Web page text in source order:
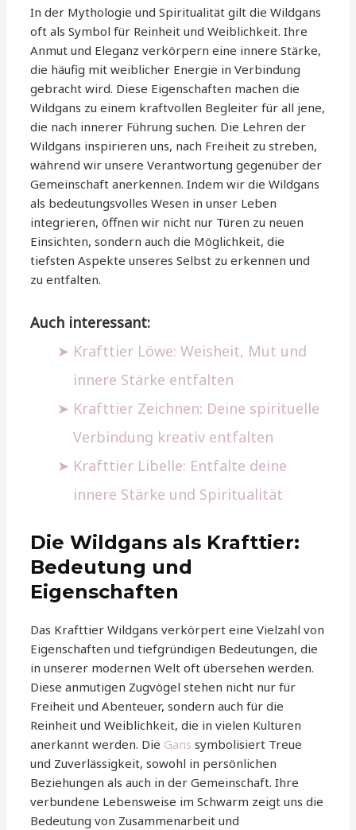
In der Mythologie und Spiritualität gilt die Wildgans
oft als Symbol für Reinheit und Weiblichkeit. Ihre
Anmut und Eleganz verkörpern eine innere Stärke,
die häufig mit weiblicher Energie in Verbindung
gebracht wird. Diese Eigenschaften machen die
Wildgans zu einem kraftvollen Begleiter für all jene,
die nach innerer Führung suchen. Die Lehren der
Wildgans inspirieren uns, nach Freiheit zu streben,
während wir unsere Verantwortung gegenüber der
Gemeinschaft anerkennen. Indem wir die Wildgans
als bedeutungsvolles Wesen in unser Leben
integrieren, öffnen wir nicht nur Türen zu neuen
Einsichten, sondern auch die Möglichkeit, die
tiefsten Aspekte unseres Selbst zu erkennen und
zu entfalten.
Auch interessant:
Krafttier Löwe: Weisheit, Mut und
innere Stärke entfalten
Krafttier Zeichnen: Deine spirituelle
Verbindung kreativ entfalten
Krafttier Libelle: Entfalte deine
innere Stärke und Spiritualität
Die Wildgans als Krafttier:
Bedeutung und
Eigenschaften
Das Krafttier Wildgans verkörpert eine Vielzahl von
Eigenschaften und tiefgründigen Bedeutungen, die
in unserer modernen Welt oft übersehen werden.
Diese anmutigen Zugvögel stehen nicht nur für
Freiheit und Abenteuer, sondern auch für die
Reinheit und Weiblichkeit, die in vielen Kulturen
anerkannt werden. Die Gans symbolisiert Treue
und Zuverlässigkeit, sowohl in persönlichen
Beziehungen als auch in der Gemeinschaft. Ihre
verbundene Lebensweise im Schwarm zeigt uns die
Bedeutung von Zusammenarbeit und